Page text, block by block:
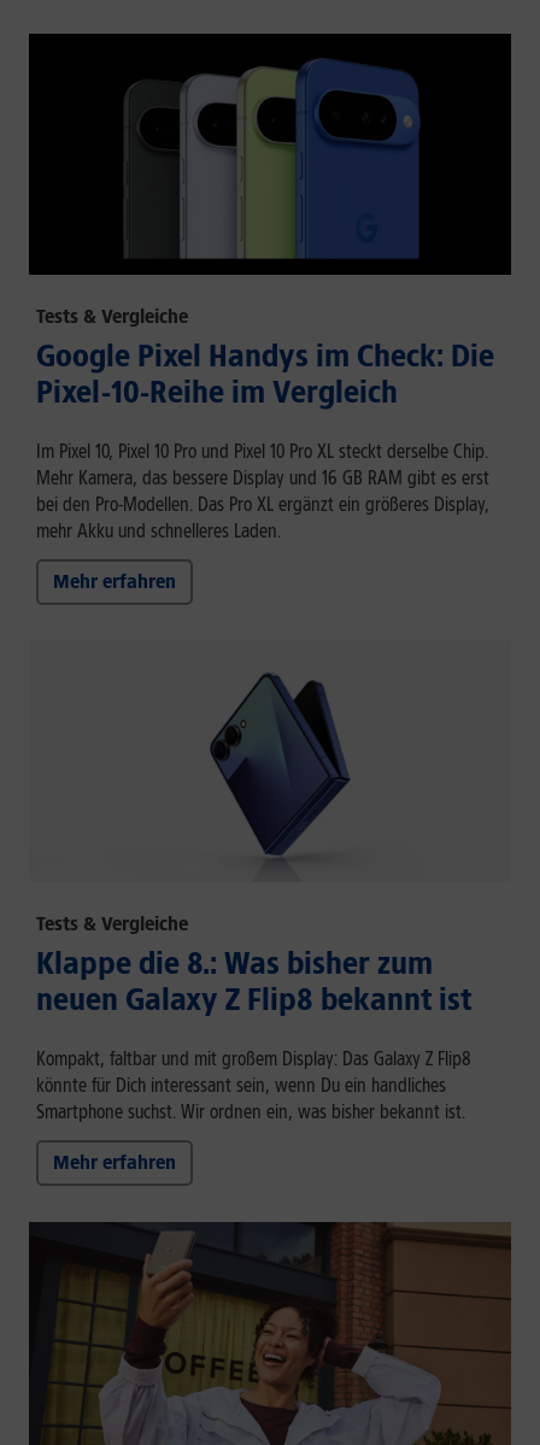
Tests & Vergleiche
Google Pixel Handys im Check: Die
Pixel-10-Reihe im Vergleich
Im Pixel 10, Pixel 10 Pro und Pixel 10 Pro XL steckt derselbe Chip.
Mehr Kamera, das bessere Display und 16 GB RAM gibt es erst
bei den Pro-Modellen. Das Pro XL ergänzt ein größeres Display,
mehr Akku und schnelleres Laden.
Mehr erfahren
Tests & Vergleiche
Klappe die 8.: Was bisher zum
neuen Galaxy Z Flip8 bekannt ist
Kompakt, faltbar und mit großem Display: Das Galaxy Z Flip8
könnte für Dich interessant sein, wenn Du ein handliches
Smartphone suchst. Wir ordnen ein, was bisher bekannt ist.
Mehr erfahren